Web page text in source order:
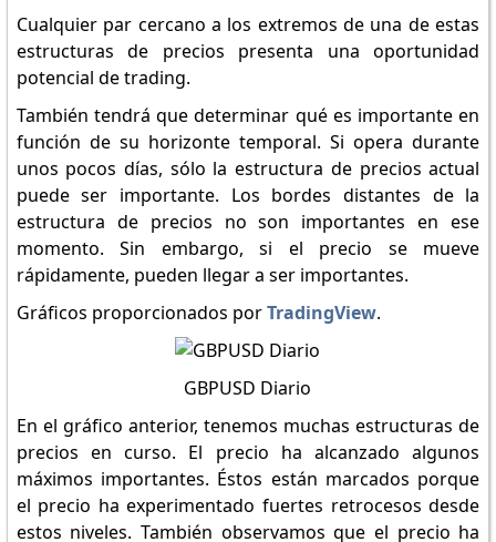
Cualquier par cercano a los extremos de una de estas
estructuras de precios presenta una oportunidad
potencial de trading.
También tendrá que determinar qué es importante en
función de su horizonte temporal. Si opera durante
unos pocos días, sólo la estructura de precios actual
puede ser importante. Los bordes distantes de la
estructura de precios no son importantes en ese
momento. Sin embargo, si el precio se mueve
rápidamente, pueden llegar a ser importantes.
Gráficos proporcionados porTradingView.
GBPUSD Diario
En el gráfico anterior, tenemos muchas estructuras de
precios en curso. El precio ha alcanzado algunos
máximos importantes. Éstos están marcados porque
el precio ha experimentado fuertes retrocesos desde
estos niveles. También observamos que el precio ha